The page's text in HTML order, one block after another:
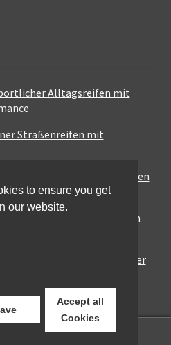
Alltagsreifen mit
Straßenreifen mit
Sport-Touring-Reifen
für den urbanen
– Klassische Optik mit solider
to ensure you get
our website.
Accept all
Cookies